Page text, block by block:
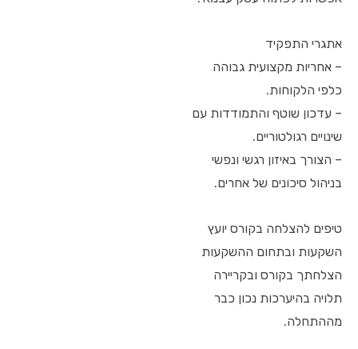
אתגרי התפקיד
– אחריות מקצועית גבוהה
כלפי הלקוחות.
– עדכון שוטף והתמודדות עם
שינויים רגולטוריים.
– הצורך באיזון רגשי ונפשי
בניהול סיכונים של אחרים.
טיפים להצלחה בקורס יועץ
השקעות ובתחום ההשקעות
הצלחתך בקורס ובקריירה
תלויה בהיערכות נכון כבר
מההתחלה.